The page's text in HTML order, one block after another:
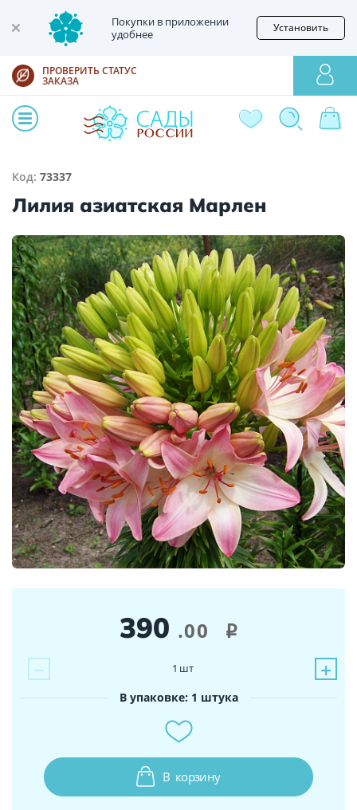
Покупки в приложении
удобнее
Установить
ПРОВЕРИТЬ СТАТУС
ЗАКАЗА
Код: 73337
Лилия азиатская Марлен
390 .00 i
− +
1 шт
В упаковке: 1 штука
В корзину